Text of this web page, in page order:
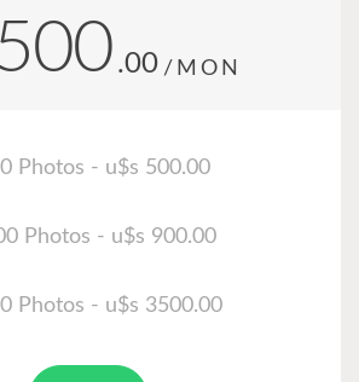
.00 /MON
Photos - u$s 500.00
Photos - u$s 900.00
Photos - u$s 3500.00